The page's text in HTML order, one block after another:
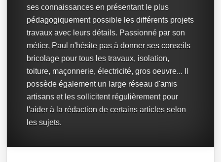
ses connaissances en présentant le plus
pédagogiquement possible les différents projets
travaux avec leurs détails. Passionné par son
métier, Paul n'hésite pas à donner ses conseils
bricolage pour tous les travaux, isolation,
toiture, maçonnerie, électricité, gros oeuvre... Il
possède également un large réseau d'amis
artisans et les sollicitent régulièrement pour
l'aider à la rédaction de certains articles selon
les sujets.